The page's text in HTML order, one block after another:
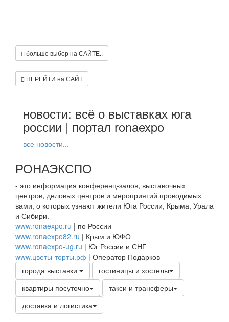
больше выбор на САЙТЕ..
ПЕРЕЙТИ на САЙТ
новости: всё о выставках юга
россии | портал ronaexpo
все новости...
РОНАЭКСПО
- это информация конференц-залов, выставочных
центров, деловых центров и мероприятий проводимых
вами, о которых узнают жители Юга России, Крыма, Урала
и Сибири.
www.ronaexpo.ru | по России
www.ronaexpo82.ru | Крым и ЮФО
www.ronaexpo-ug.ru | Юг России и СНГ
www.цветы-торты.рф | Оператор Подарков
города выставки
гостиницы и хостелы
квартиры посуточно
такси и трансферы
доставка и логистика